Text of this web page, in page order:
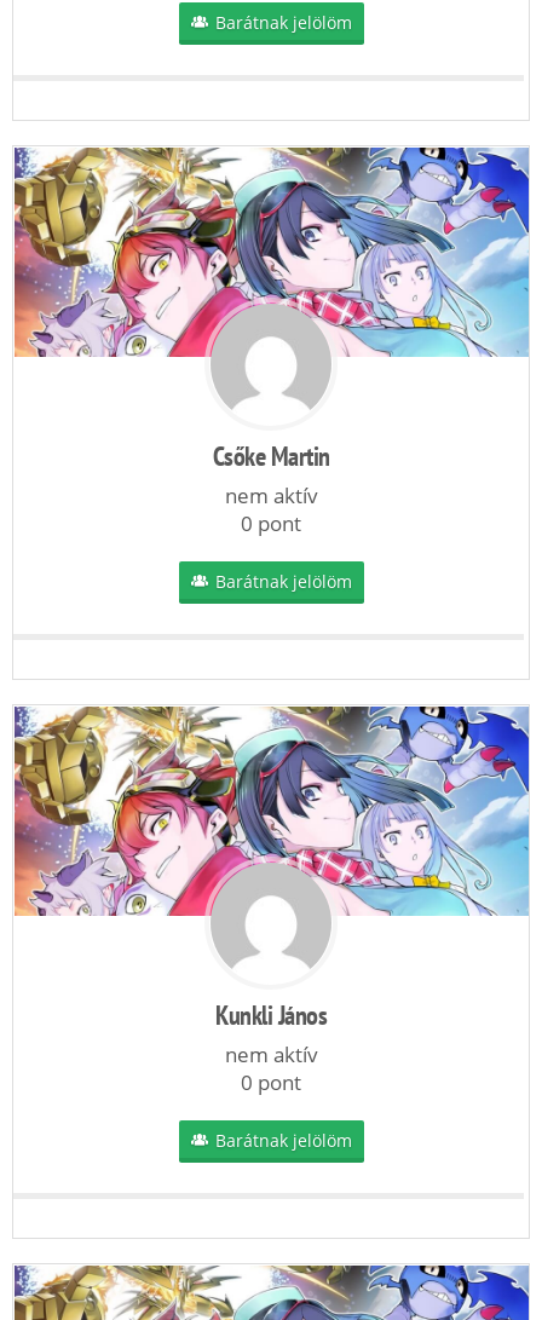
Barátnak jelölöm
Csőke Martin
nem aktív
0 pont
Barátnak jelölöm
Kunkli János
nem aktív
0 pont
Barátnak jelölöm